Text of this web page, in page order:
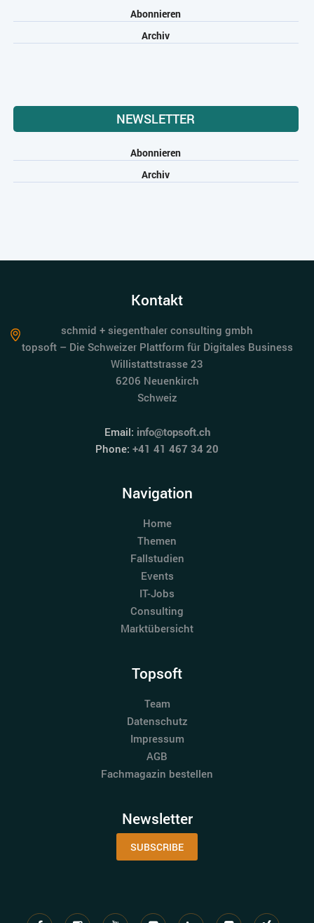
Abonnieren
Archiv
NEWSLETTER
Abonnieren
Archiv
Kontakt
schmid + siegenthaler consulting gmbh
topsoft – Die Schweizer Plattform für Digitales Business
Willistattstrasse 23
6206 Neuenkirch
Schweiz
Email: info@topsoft.ch
Phone: +41 41 467 34 20
Navigation
Home
Themen
Fallstudien
Events
IT-Jobs
Consulting
Marktübersicht
Topsoft
Team
Datenschutz
Impressum
AGB
Fachmagazin bestellen
Newsletter
SUBSCRIBE